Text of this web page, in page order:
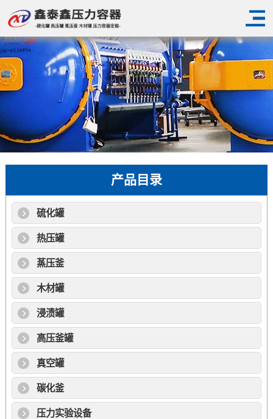
产品目录
硫化罐
热压罐
蒸压釜
木材罐
浸渍罐
高压釜罐
真空罐
碳化釜
压力实验设备